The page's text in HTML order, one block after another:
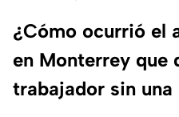
¿Cómo ocurrió el
en Monterrey que
trabajador sin una